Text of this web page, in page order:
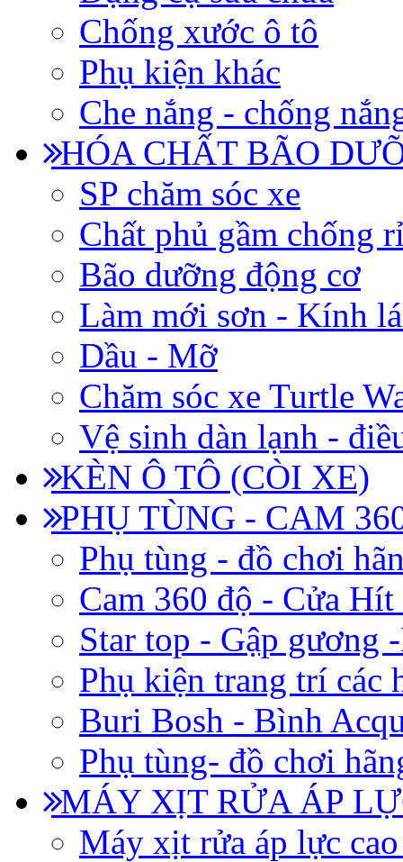
Chống xước ô tô
Phụ kiện khác
Che nắng - chống
HÓA CHẤT BÃO
SP chăm sóc xe
Chất phủ gầm chống
Bão dưỡng động cơ
Làm mới sơn - Kính
Dầu - Mỡ
Chăm sóc xe Turtle
Vệ sinh dàn lạnh -
KÈN Ô TÔ (CÒI XE)
PHỤ TÙNG - CAM
Phụ tùng - đồ chơi
Cam 360 độ - Cửa
Star top - Gập gương
Phụ kiện trang trí các
Buri Bosh - Bình
Phụ tùng- đồ chơi
MÁY XỊT RỬA ÁP
Máy xịt rửa áp lực